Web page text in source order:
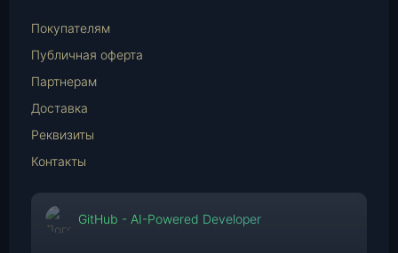
Mail
Покупателям
Публичная оферта
Партнерам
Доставка
Реквизиты
Контакты
GitHub - AI-Powered Developer